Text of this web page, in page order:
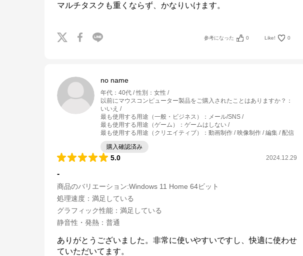
マルチタスクも重くならず、かなりいけます。
参考になった 0 Like! 0
no name
年代 ： 40代 性別 ： 女性
以前にマウスコンピューター製品をご購入されたことはありますか？ ：
いいえ
最も使用する用途（一般・ビジネス）
： メール/SNS
最も使用する用途（ゲーム）
： ゲームはしない
最も使用する用途（クリエイティブ）
： 動画制作 / 映像制作 / 編集 / 配信
購入確認済み
5.0 2024.12.29
-
商品のバリエーション:Windows 11 Home 64ビット
処理速度 ： 満足している
グラフィック性能 ： 満足している
静音性・発熱 ： 普通
ありがとうございました。非常に使いやすいですし、快適に使わせ
ていただいてます。
マウスコンピューター[公式]
公式ECサイト
マウスコンピューター[公式]からのコメント
マウスコンピューターは、お客様のご利用目的・ご予算に沿って、自由にカス
タマイズしたBTO（Build To Order）パソコンをご提供する、国内生産のパソ
当社パソコンには「3年間無償保証（一部製品を除く）」「24時間×365日電
話サポート」が標準で付帯、休日や深夜でも専門国内スタッフが皆様をサポー